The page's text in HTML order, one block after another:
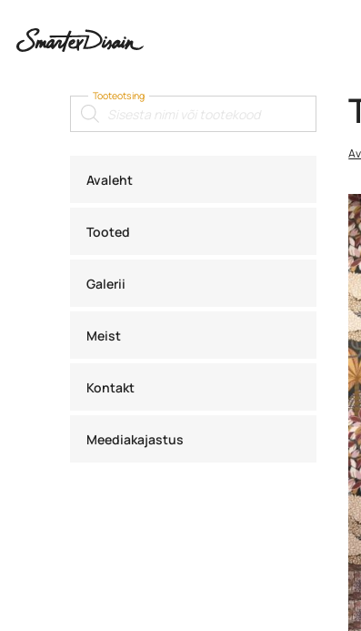
Tooteotsing
Products
search
Avaleht
Tooted
Galerii
Meist
Kontakt
Meediakajastus